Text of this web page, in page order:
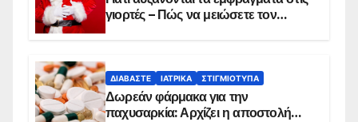
γιορτές – Πώς να μειώσετε τον
ΔΙΑΒΆΣΤΕ ΙΑΤΡΙΚΆ ΣΤΙΓΜΙΌΤΥΠΑ
Δωρεάν φάρμακα για την
παχυσαρκία: Αρχίζει η αποστολή